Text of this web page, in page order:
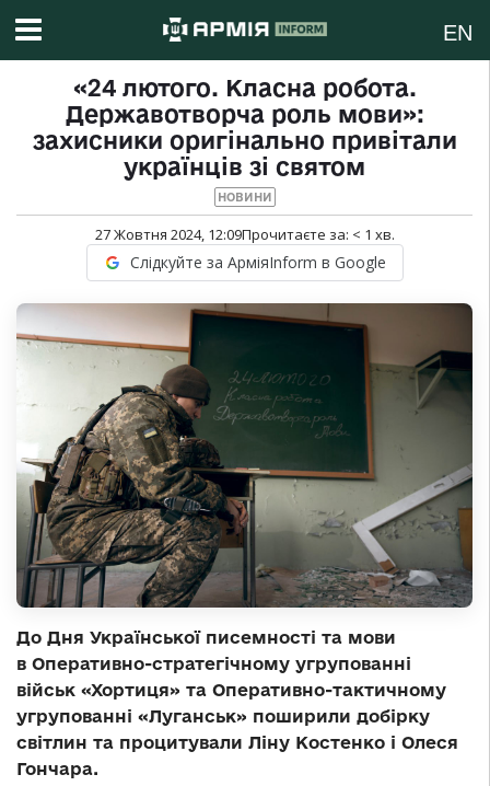
EN
«24 лютого. Класна робота.
Державотворча роль мови»:
захисники оригінально привітали
українців зі святом
НОВИНИ
27 Жовтня 2024, 12:09Прочитаєте за: < 1 хв.
Слідкуйте за АрміяInform в Google
До Дня Української писемності та мови
в Оперативно-стратегічному угрупованні
військ «Хортиця» та Оперативно-тактичному
угрупованні «Луганськ» поширили добірку
світлин та процитували Ліну Костенко і Олеся
Гончара.